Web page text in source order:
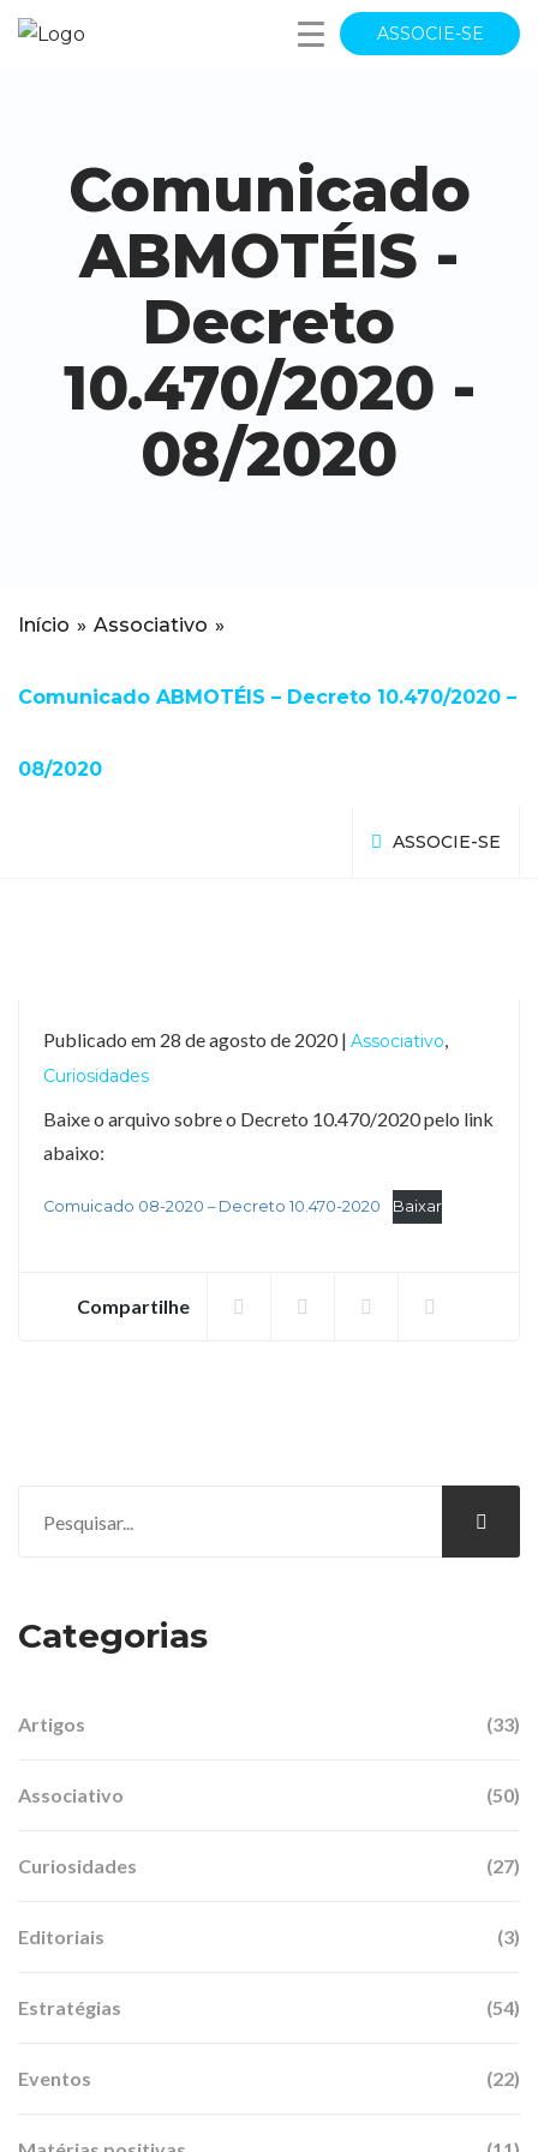
ASSOCIE-SE
Comunicado
ABMOTÉIS -
Decreto
10.470/2020 -
08/2020
Início » Associativo »
Comunicado ABMOTÉIS – Decreto 10.470/2020 –
08/2020
ASSOCIE-SE
Publicado em 28 de agosto de 2020 | Associativo,
Curiosidades
Baixe o arquivo sobre o Decreto 10.470/2020 pelo link
abaixo:
Comuicado 08-2020 – Decreto 10.470-2020 Baixar
Compartilhe
Categorias
Artigos (33)
Associativo (50)
Curiosidades (27)
Editoriais (3)
Estratégias (54)
Eventos (22)